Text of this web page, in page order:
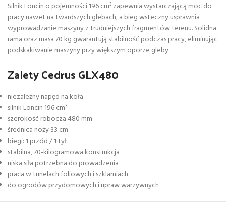
Silnik Loncin o pojemności 196 cm³ zapewnia wystarczającą moc do
pracy nawet na twardszych glebach, a bieg wsteczny usprawnia
wyprowadzanie maszyny z trudniejszych fragmentów terenu. Solidna
rama oraz masa 70 kg gwarantują stabilność podczas pracy, eliminując
podskakiwanie maszyny przy większym oporze gleby.
Zalety Cedrus GLX480
niezależny napęd na koła
silnik Loncin 196 cm³
szerokość robocza 480 mm
średnica noży 33 cm
biegi: 1 przód / 1 tył
stabilna, 70-kilogramowa konstrukcja
niska siła potrzebna do prowadzenia
praca w tunelach foliowych i szklarniach
do ogrodów przydomowych i upraw warzywnych